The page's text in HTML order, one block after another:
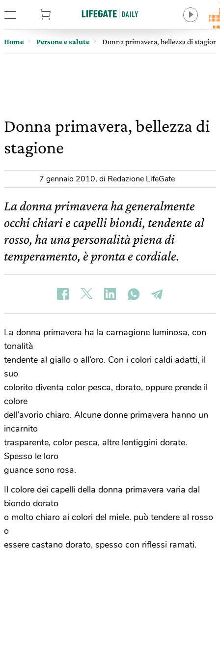
Home Persone e salute Donna primavera, bellezza di
Donna primavera, bellezza di
stagione
7 gennaio 2010, di Redazione LifeGate
La donna primavera ha generalmente
occhi chiari e capelli biondi, tendente al
rosso, ha una personalità piena di
temperamento, è pronta e cordiale.
La donna primavera ha la carnagione luminosa, con
tonalità
tendente al giallo o all’oro. Con i colori caldi adatti, il
suo
colorito diventa color pesca, dorato, oppure prende il
colore
dell’avorio chiaro. Alcune donne primavera hanno un
incarnito
trasparente, color pesca, altre lentiggini dorate.
Spesso le loro
guance sono rosa.
Il colore dei capelli della donna primavera varia dal
biondo dorato
o molto chiaro ai colori del miele. può tendere al rosso
o
essere castano dorato, spesso con riflessi ramati.